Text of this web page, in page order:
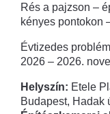
Rés a pajzson –
kényes pontokon
Évtizedes
2026 – 2026.
Helyszín: Etele
Budapest, Hadak